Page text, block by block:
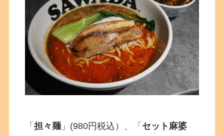
「担々麺 」(980円税込）、「 セット麻婆